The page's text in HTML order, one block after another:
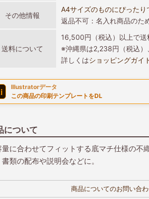
その他情報
A4サイズのものにぴったり
返品不可：名入れ商品のた
送料について
16,500円（税込）以上で送
※沖縄県は2,238円（税込）
詳しくはショッピングガイ
Illustratorデータ
この商品の印刷テンプレートをDL
について
量に合わせてフィットする底マチ仕様の
書類の配布や説明会などに。
商品についてのお問い合